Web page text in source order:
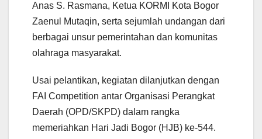
Anas S. Rasmana, Ketua KORMI Kota Bogor
Zaenul Mutaqin, serta sejumlah undangan dari
berbagai unsur pemerintahan dan komunitas
olahraga masyarakat.
Usai pelantikan, kegiatan dilanjutkan dengan
FAI Competition antar Organisasi Perangkat
Daerah (OPD/SKPD) dalam rangka
memeriahkan Hari Jadi Bogor (HJB) ke-544.